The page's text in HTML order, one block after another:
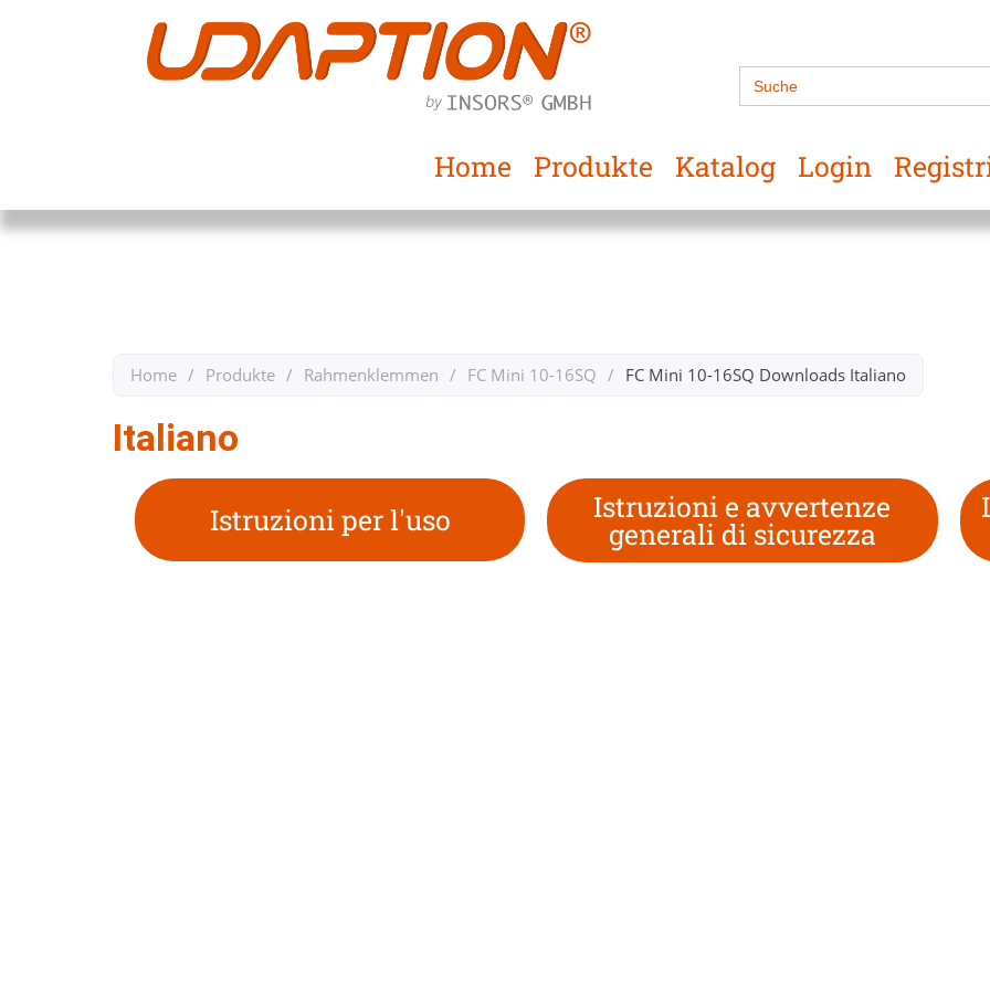
Search
for:
Home Produkte Katalog Login
Home / Produkte / Rahmenklemmen / FC Mini 10-16SQ / FC Mini 10-16SQ​ Downloads Italiano​
Italiano
Istruzioni per l'uso Istruzioni e avvertenze
generali di sicurezza